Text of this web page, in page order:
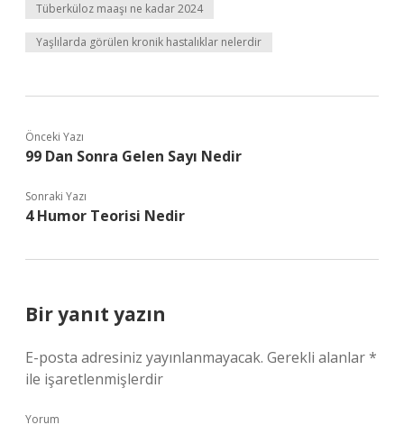
Tüberküloz maaşı ne kadar 2024
Yaşlılarda görülen kronik hastalıklar nelerdir
Önceki Yazı
99 Dan Sonra Gelen Sayı Nedir
Sonraki Yazı
4 Humor Teorisi Nedir
Bir yanıt yazın
E-posta adresiniz yayınlanmayacak. Gerekli alanlar*
ile işaretlenmişlerdir
Yorum